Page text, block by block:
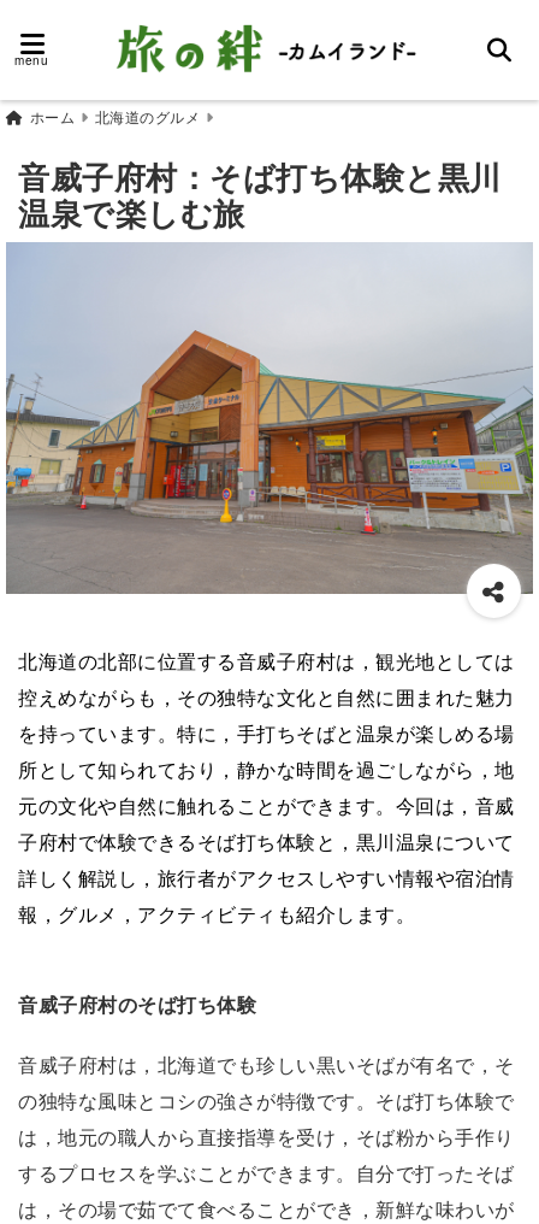
menu
ホーム 北海道のグルメ
音威子府村：そば打ち体験と黒川
温泉で楽しむ旅
北海道の北部に位置する音威子府村は，観光地としては
控えめながらも，その独特な文化と自然に囲まれた魅力
を持っています。特に，手打ちそばと温泉が楽しめる場
所として知られており，静かな時間を過ごしながら，地
元の文化や自然に触れることができます。今回は，音威
子府村で体験できるそば打ち体験と，黒川温泉について
詳しく解説し，旅行者がアクセスしやすい情報や宿泊情
報，グルメ，アクティビティも紹介します。
音威子府村のそば打ち体験
音威子府村は，北海道でも珍しい黒いそばが有名で，そ
の独特な風味とコシの強さが特徴です。そば打ち体験で
は，地元の職人から直接指導を受け，そば粉から手作り
するプロセスを学ぶことができます。自分で打ったそば
は，その場で茹でて食べることができ，新鮮な味わいが